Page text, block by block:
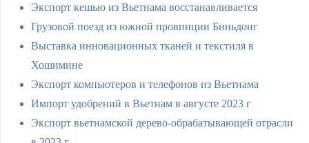
Экспорт кешью из Вьетнама восстанавливается
Грузовой поезд из южной провинции Биньдонг
Выставка инновационных тканей и текстиля в
Хошимине
Экспорт компьютеров и телефонов из Вьетнама
Импорт удобрений в Вьетнам в августе 2023 г
Экспорт вьетнамской дерево-обрабатывающей отрасли